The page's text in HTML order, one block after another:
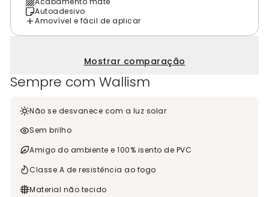
Autoadesivo
Amovível e fácil de aplicar
Mostrar comparação
Sempre com Wallism
Não se desvanece com a luz solar
Sem brilho
Amigo do ambiente e 100% isento de PVC
Classe A de resistência ao fogo
Material não tecido